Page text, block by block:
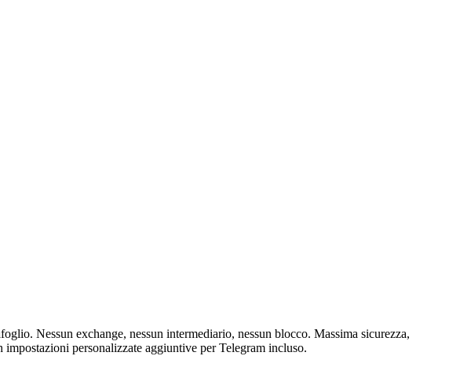
Nessun exchange, nessun intermediario, nessun blocco. Massima sicurezza,
personalizzate aggiuntive per Telegram incluso.